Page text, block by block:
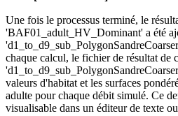
Une fois le processus terminé, le
'BAF01_adult_HV_Dominant' a été
chaque calcul, le fichier de résultat de
valeurs d'habitat et les surfaces
adulte pour chaque débit simulé. Ce
visualisable dans un éditeur de texte